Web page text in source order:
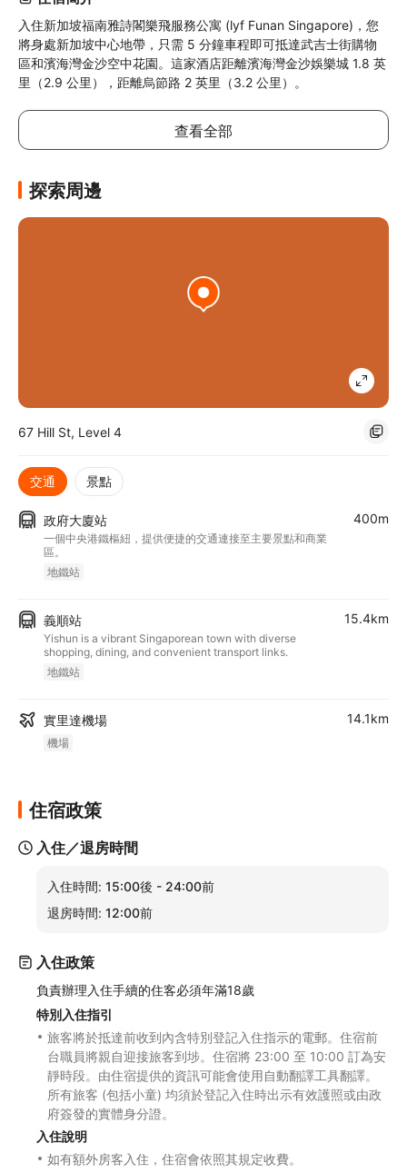
入住新加坡福南雅詩閣樂飛服務公寓 (lyf Funan Singapore)，您
將身處新加坡中心地帶，只需 5 分鐘車程即可抵達武吉士街購物
區和濱海灣金沙空中花園。這家酒店距離濱海灣金沙娛樂城 1.8 英
里（2.9 公里），距離烏節路 2 英里（3.2 公里）。
查看全部
探索周邊
67 Hill St, Level 4
交通 景點
政府大廈站
一個中央港鐵樞紐，提供便捷的交通連接至主要景點和商業
區。
地鐵站
400m
義順站
Yishun is a vibrant Singaporean town with diverse
shopping, dining, and convenient transport links.
地鐵站
15.4km
實里達機場
機場
14.1km
住宿政策
入住／退房時間
入住時間: 15:00後 - 24:00前
退房時間: 12:00前
入住政策
負責辦理入住手續的住客必須年滿18歲
特別入住指引
旅客將於抵達前收到內含特別登記入住指示的電郵。住宿前
台職員將親自迎接旅客到埗。住宿將 23:00 至 10:00 訂為安
靜時段。由住宿提供的資訊可能會使用自動翻譯工具翻譯。
所有旅客 (包括小童) 均須於登記入住時出示有效護照或由政
府簽發的實體身分證。
入住說明
如有額外房客入住，住宿會依照其規定收費。